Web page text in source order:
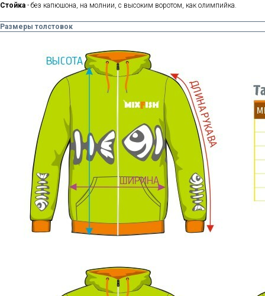
Стойка - без капюшона, на молнии, с высоким воротом, как олимпийка.
Размеры толстовок